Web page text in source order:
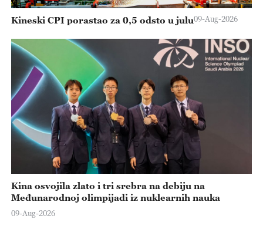
Kineski CPI porastao za 0,5 odsto u julu09-Aug-2026
Kina osvojila zlato i tri srebra na debiju na
Međunarodnoj olimpijadi iz nuklearnih nauka
09-Aug-2026